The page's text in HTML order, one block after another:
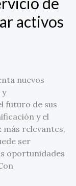
activos
nuevos
futuro de sus
y el
más relevantes,
ser
oportunidades